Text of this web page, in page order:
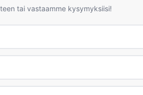
tai vastaamme kysymyksiisi!